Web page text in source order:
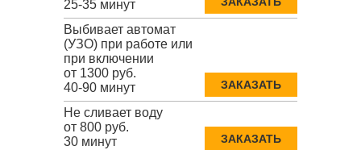
25-35 минут
Выбивает автомат
(УЗО) при работе или
при включении
от 1300 руб.
40-90 минут
ЗАКАЗАТЬ
Не сливает воду
от 800 руб.
30 минут
ЗАКАЗАТЬ